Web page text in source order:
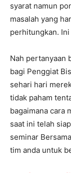
syarat namun
masalah yang
perhitungkan. Ini
Nah pertanyaan
bagi Penggiat
sehari hari
tidak paham
bagaimana cara
saat ini telah
seminar
tim anda untuk